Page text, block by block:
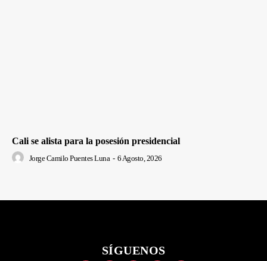
Cali se alista para la posesión presidencial
Jorge Camilo Puentes Luna - 6 Agosto, 2026
SÍGUENOS